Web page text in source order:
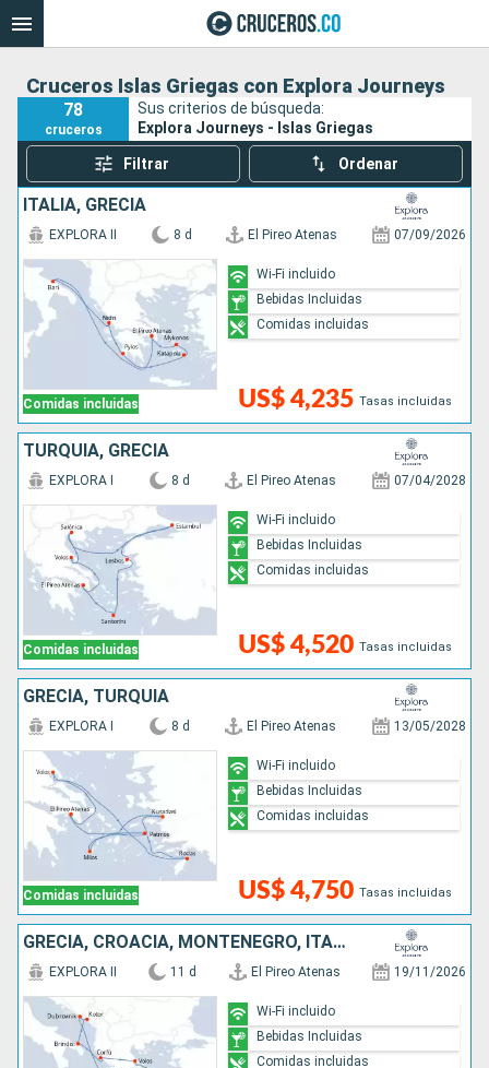
Cruceros Islas Griegas con Explora Journeys
78
cruceros
Sus criterios de búsqueda:
Explora Journeys - Islas Griegas
Filtrar Ordenar
ITALIA, GRECIA
Comidas incluidas
EXPLORA II 8 d El Pireo Atenas 07/09/2026
US$ 4,235 Tasas incluidas
Wi-Fi incluido
Bebidas Incluidas
Comidas incluidas
TURQUÍA, GRECIA
Comidas incluidas
EXPLORA I 8 d El Pireo Atenas 07/04/2028
US$ 4,520 Tasas incluidas
Wi-Fi incluido
Bebidas Incluidas
Comidas incluidas
GRECIA, TURQUÍA
Comidas incluidas
EXPLORA I 8 d El Pireo Atenas 13/05/2028
US$ 4,750 Tasas incluidas
Wi-Fi incluido
Bebidas Incluidas
Comidas incluidas
GRECIA, CROACIA, MONTENEGRO, ITALIA
EXPLORA II 11 d El Pireo Atenas 19/11/2026
Wi-Fi incluido
Bebidas Incluidas
Comidas incluidas